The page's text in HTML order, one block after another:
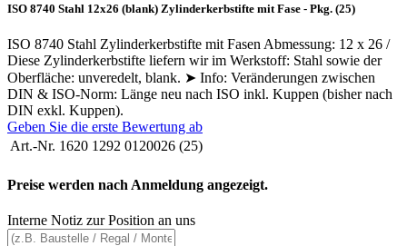
ISO 8740 Stahl 12x26 (blank) Zylinderkerbstifte mit Fase - Pkg. (25)
ISO 8740 Stahl Zylinderkerbstifte mit Fasen Abmessung: 12 x 26 /
Diese Zylinderkerbstifte liefern wir im Werkstoff: Stahl sowie der
Oberfläche: unveredelt, blank. ➤ Info: Veränderungen zwischen
DIN & ISO-Norm: Länge neu nach ISO inkl. Kuppen (bisher nach
DIN exkl. Kuppen).
Geben Sie die erste Bewertung ab
Art.-Nr. 1620 1292 0120026 (25)
Preise werden nach Anmeldung angezeigt.
Interne Notiz zur Position an uns